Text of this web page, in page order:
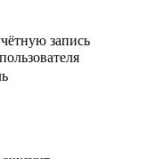
запись